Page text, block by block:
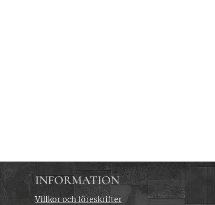
INFORMATION
Villkor och föreskrifter